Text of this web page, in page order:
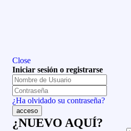
Close
Iniciar sesión o registrarse
¿Ha olvidado su contraseña?
¿NUEVO AQUÍ?